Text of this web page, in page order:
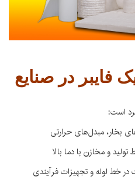
فایبر در صنایع
است:
بخار، مبدل‌های حرارتی
و مخازن با دما بالا
خط لوله و تجهیزات فرآیندی